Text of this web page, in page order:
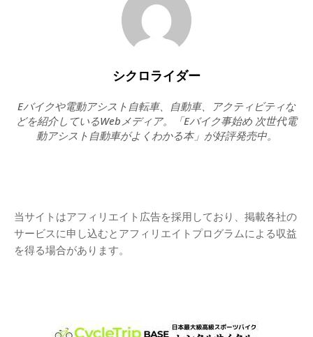
シクロライダー
Eバイクや電動アシスト自転車、自動車、アクティビティな
どを紹介しているWebメディア。「Eバイク事始め 次世代電
動アシスト自動車がよくわかる本」が好評発売中。
当サイトはアフィリエイト広告を採用しており、掲載各社の
サービスに申し込むとアフィリエイトプログラムによる収益
を得る場合があります。